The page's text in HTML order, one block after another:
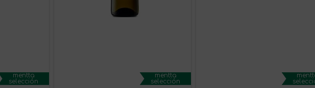
mentta
selección
mentta
selección